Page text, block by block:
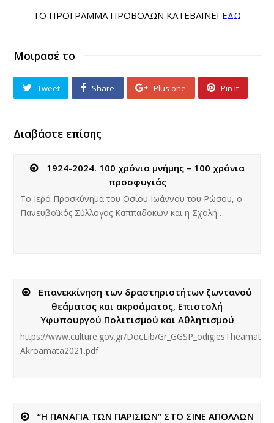
ΤΟ ΠΡΟΓΡΑΜΜΑ ΠΡΟΒΟΛΩΝ ΚΑΤΕΒΑΙΝΕΙ ΕΔΩ
Μοιρασέ το
Tweet Share Plus one Pin It
Διαβάστε επίσης
1924-2024. 100 χρόνια μνήμης – 100 χρόνια
προσφυγιάς
Το Ιερό Προσκύνημα του Οσίου Ιωάννου του Ρώσου, ο
Πανευβοϊκός Σύλλογος Καππαδοκών και η Σχολή…
Επανεκκίνηση των δραστηριοτήτων ζωντανού
θεάματος και ακροάματος, Επιστολή
Υφυπουργού Πολιτισμού και Αθλητισμού
https://www.culture.gov.gr/DocLib/Gr_GGSP_odigiesTheamata-
Akroamata2021.pdf
“Η ΠΑΝΑΓΙΑ ΤΩΝ ΠΑΡΙΣΙΩΝ” ΣΤΟ ΣΙΝΕ ΑΠΟΛΛΩΝ